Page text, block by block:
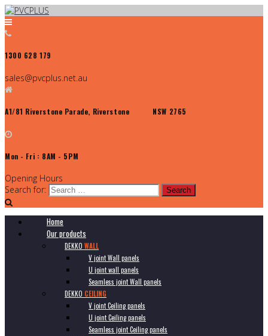
1300 628 179
sales@pvcplus.net.au
A1/81 Riverstone Parade, Riverstone NSW 2765
Mon - Fri : 8AM - 5PM
Opening Hours
Search for:
Home
Our products
DEKKO WALL
V joint Wall panels
U joint wall panels
Seamless joint Wall panels
DEKKO CEILING
V joint Ceiling panels
U joint Ceiling panels
Seamless joint Ceiling panels